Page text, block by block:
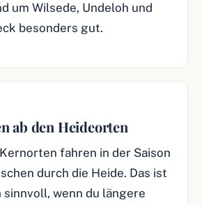
um Wilsede, Undeloh und
besonders gut.
ab den Heideorten
fahren in der Saison
durch die Heide. Das ist
sinnvoll, wenn du längere